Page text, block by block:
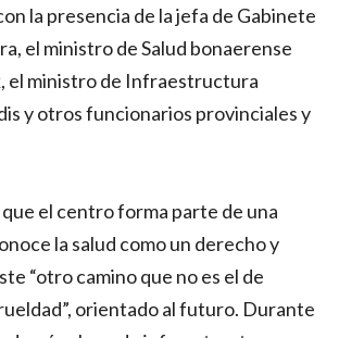
la presencia de la jefa de Gabinete
el ministro de Salud bonaerense
el ministro de Infraestructura
y otros funcionarios provinciales y
el centro forma parte de una
la salud como un derecho y
“otro camino que no es el de
orientado al futuro. Durante